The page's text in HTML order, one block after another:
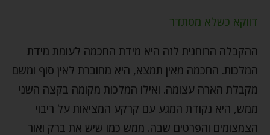
דווקא כשלא מסתדר
ההקבלה הרוחנית לזה היא מידת החכמה לעומת מידת
המלכות. החכמה מאין תמצא, היא מחוברת לאין סוף ומשם
מקבלת הארה עצומה. ואילו המלכות מקומה בקצה השני
ממש, היא נקודת המגע עם קרקע המציאות על ריבוי
הצמצומים והפרטים שבה. ממש כמו שיש את ברק ואור